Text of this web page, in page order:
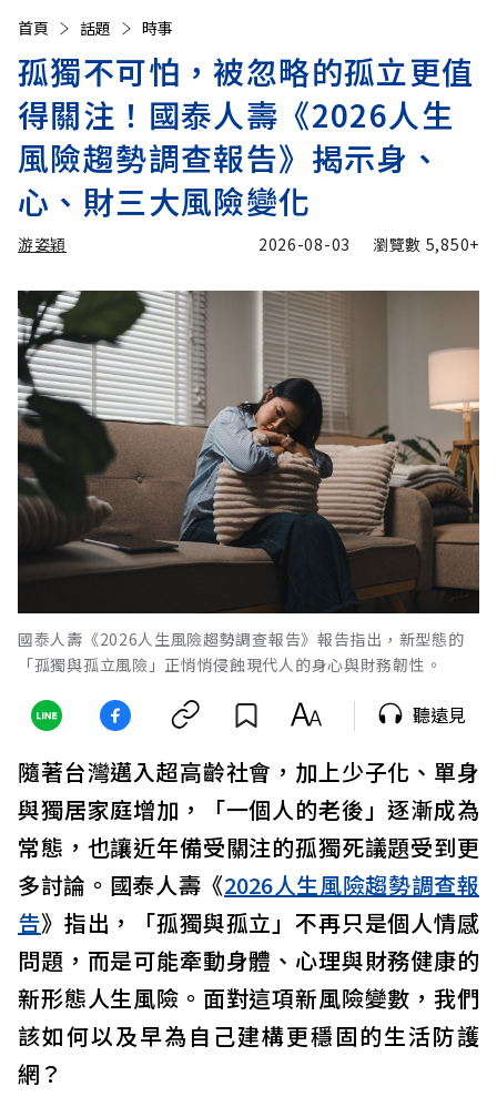
首頁 話題 時事
孤獨不可怕，被忽略的孤立更值
得關注！國泰人壽《2026人生
風險趨勢調查報告》揭示身、
心、財三大風險變化
游姿穎 2026-08-03 瀏覽數 5,850+
國泰人壽《2026人生風險趨勢調查報告》報告指出，新型態的
「孤獨與孤立風險」正悄悄侵蝕現代人的身心與財務韌性。
聽遠見
隨著台灣邁入超高齡社會，加上少子化、單身
與獨居家庭增加，「一個人的老後」逐漸成為
常態，也讓近年備受關注的孤獨死議題受到更
多討論。國泰人壽《2026人生風險趨勢調查報
告》指出，「孤獨與孤立」不再只是個人情感
問題，而是可能牽動身體、心理與財務健康的
新形態人生風險。面對這項新風險變數，我們
該如何以及早為自己建構更穩固的生活防護
網？